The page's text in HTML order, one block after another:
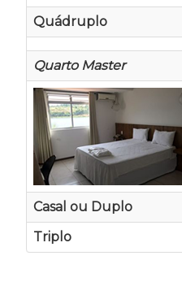
Quádruplo
Quarto Master
Casal ou Duplo
Triplo